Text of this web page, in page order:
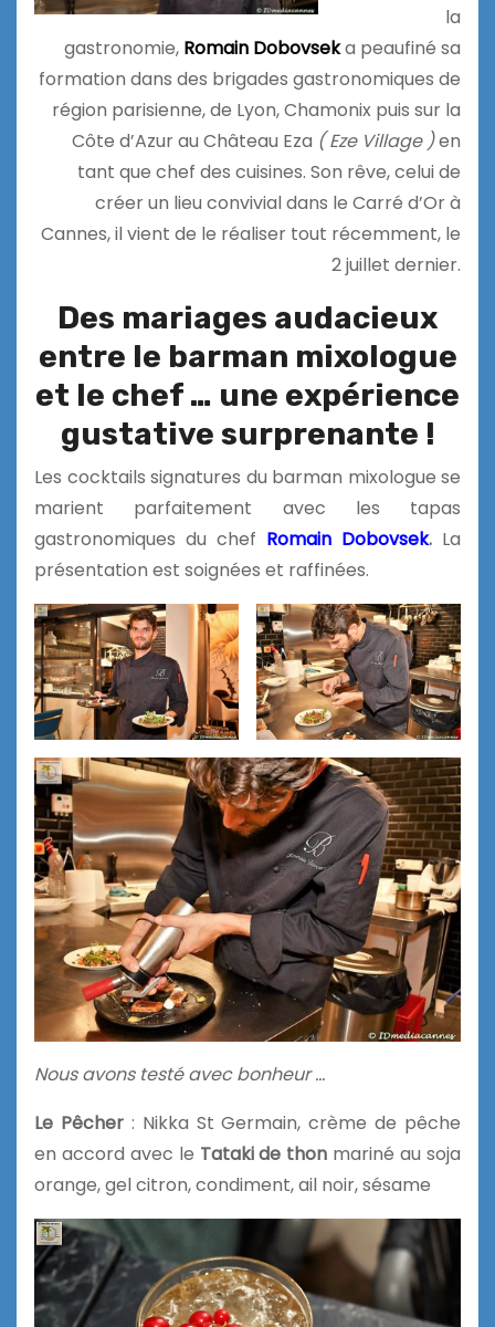
la
gastronomie, Romain Dobovseka peaufiné sa
formation dans des brigades gastronomiques de
région parisienne, de Lyon, Chamonix puis sur la
Côte d’Azur au Château Eza ( Eze Village )en
tant que chef des cuisines. Son rêve, celui de
créer un lieu convivial dans le Carré d’Or à
Cannes, il vient de le réaliser tout récemment, le
2 juillet dernier.
Des mariages audacieux
entre le barman mixologue
et le chef … une expérience
gustative surprenante !
Les cocktails signatures du barman mixologue se
marient parfaitement avec les tapas
gastronomiques du chef Romain Dobovsek. La
présentation est soignées et raffinées.
Nous avons testé avec bonheur …
Le Pêcher: Nikka St Germain, crème de pêche
en accord avec le Tataki de thon mariné au soja
orange, gel citron, condiment, ail noir, sésame